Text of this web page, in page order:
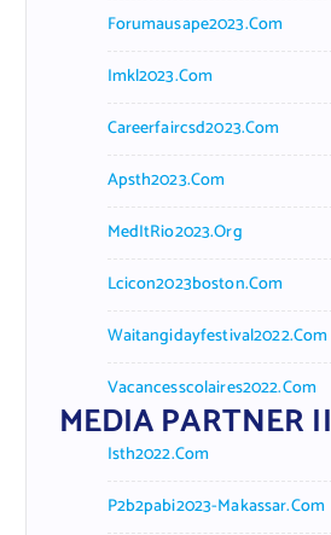
Forumausape2023.com
Imkl2023.com
Careerfaircsd2023.com
Apsth2023.com
MedItRio2023.org
Lcicon2023boston.com
Waitangidayfestival2022.com
Vacancesscolaires2022.com
MEDIA PARTNER II
Isth2022.com
P2b2pabi2023-Makassar.com